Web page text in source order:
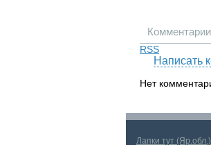
Комментарии
RSS
Написать
Нет
Лапки тут (Яр.обл.)